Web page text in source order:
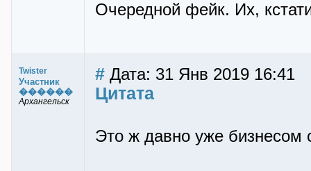
Очередной фейк. Их,
Twister
Участник
������
Архангельск
# Дата: 31 Янв 2019 16:41
Цитата
Это ж давно уже бизнесом